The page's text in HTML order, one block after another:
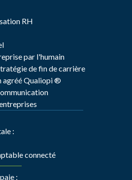
RH
par l'humain
de fin de carrière
agréé Qualiopi ®
:
connecté
: